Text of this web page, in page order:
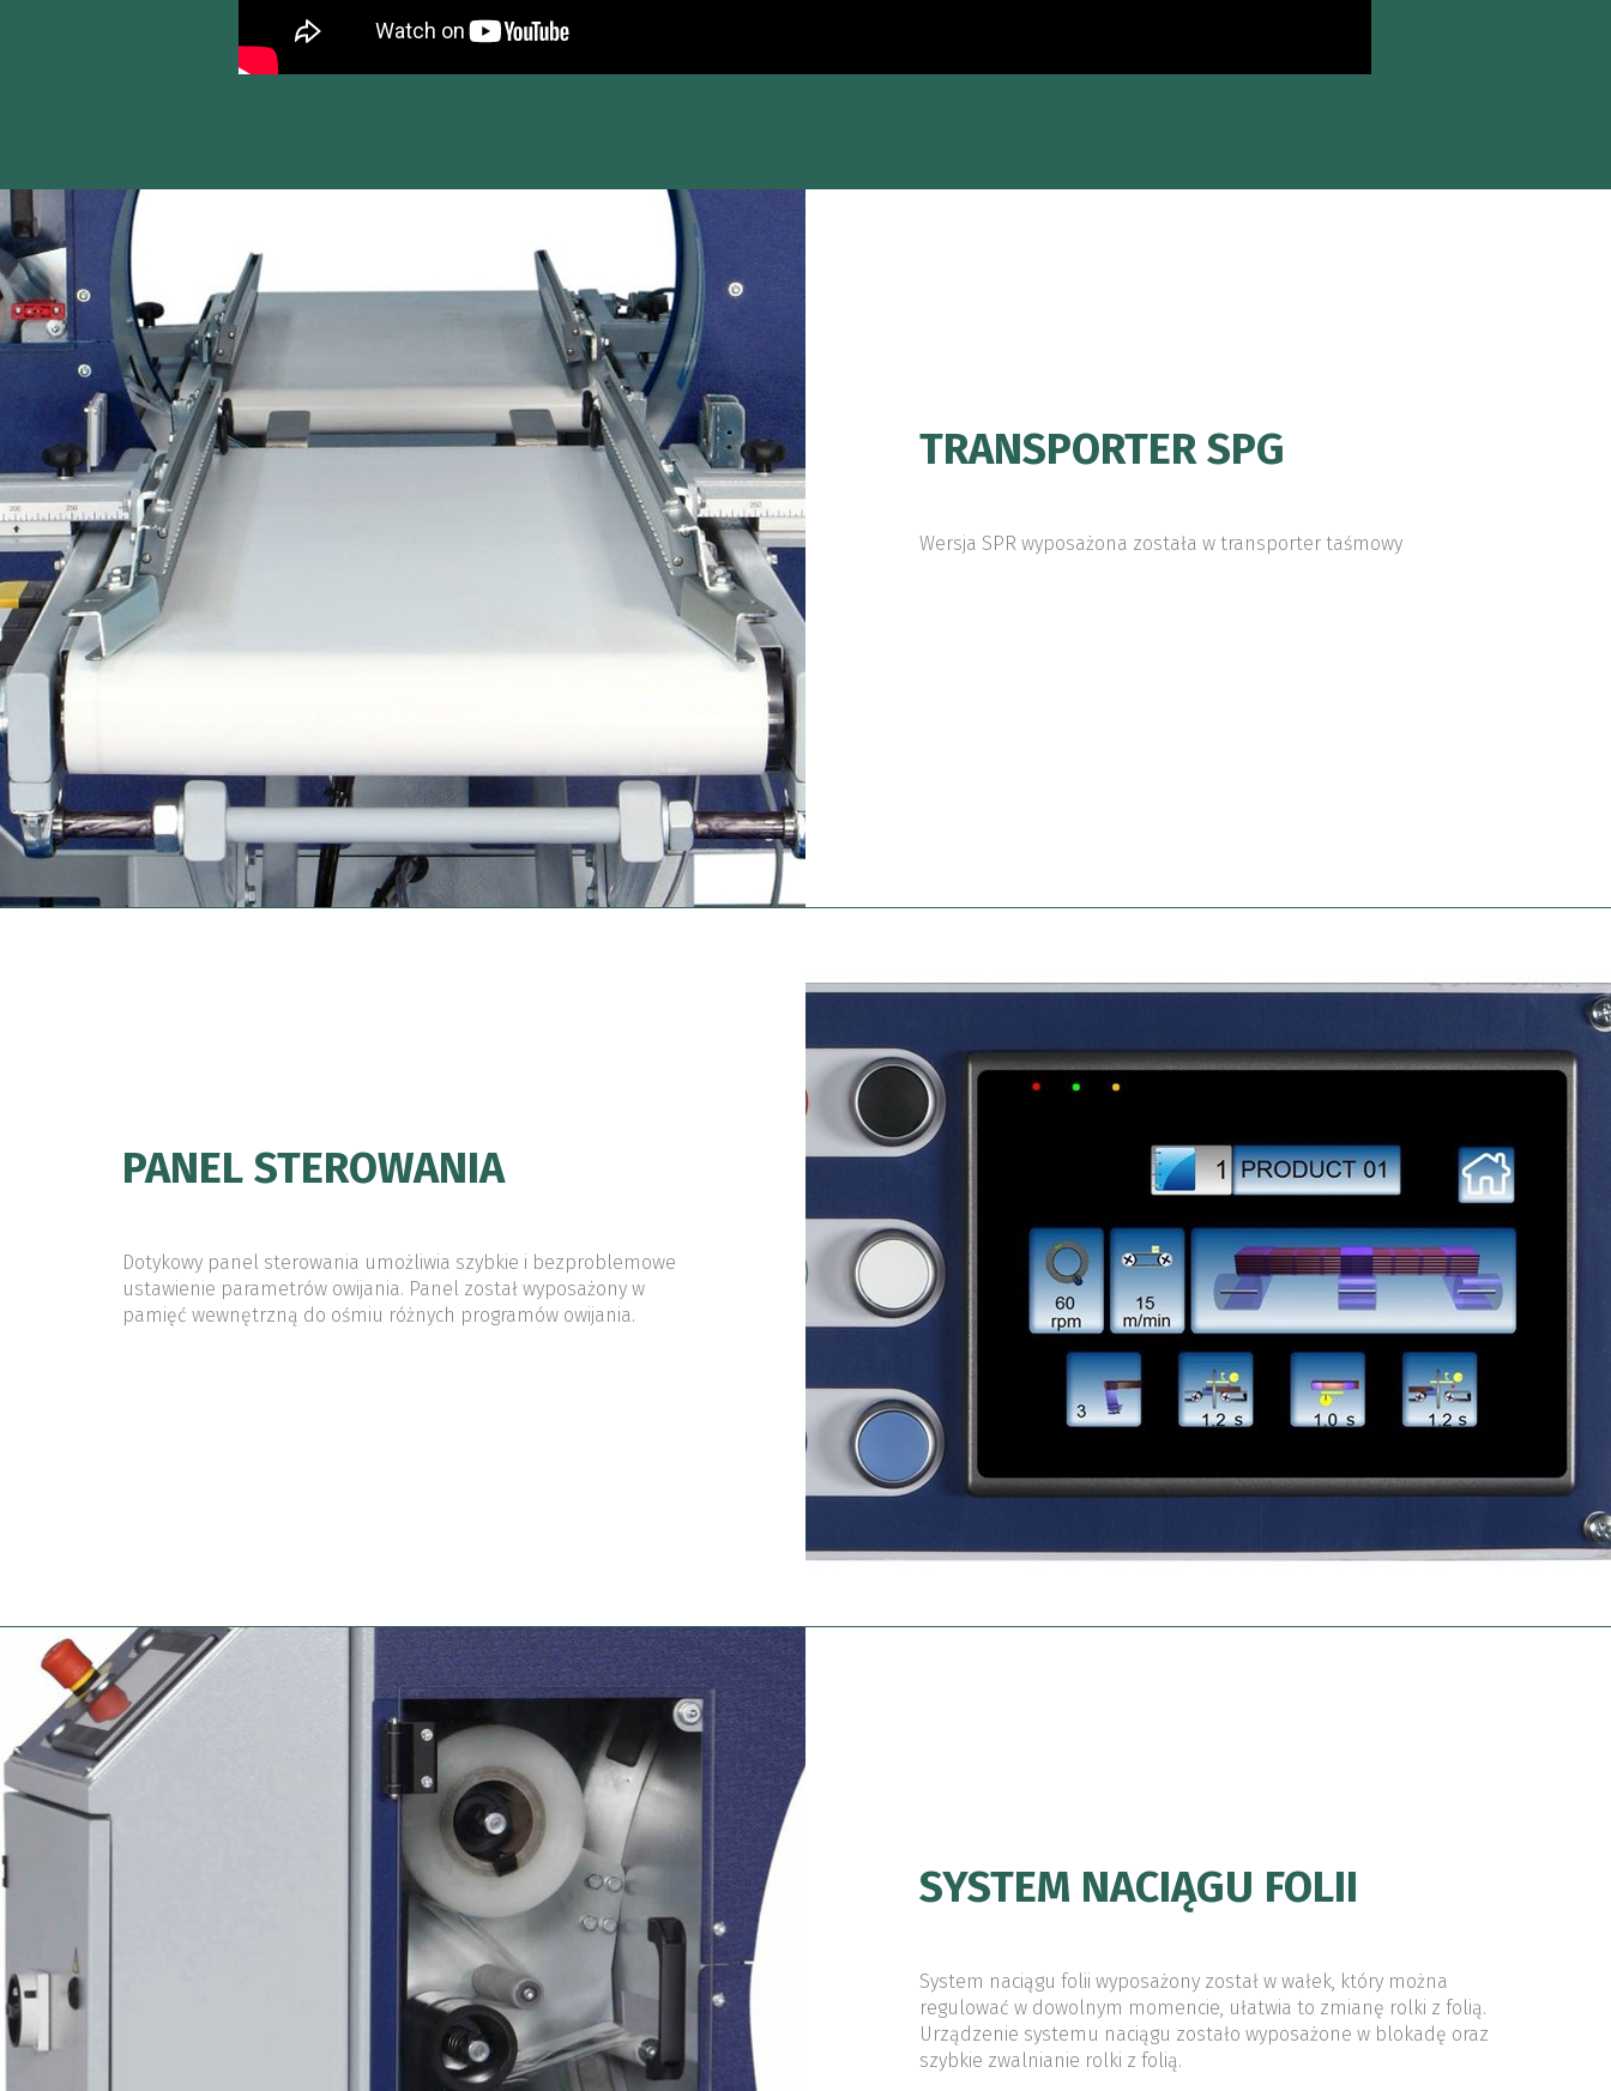
TRANSPORTER SPG
Wersja SPR wyposażona została w transporter taśmowy
PANEL STEROWANIA
Dotykowy panel sterowania umożliwia szybkie i bezproblemowe
ustawienie parametrów owijania. Panel został wyposażony w
pamięć wewnętrzną do ośmiu różnych programów owijania.
SYSTEM NACIĄGU FOLII
System naciągu folii wyposażony został w wałek, który można
regulować w dowolnym momencie, ułatwia to zmianę rolki z folią.
Urządzenie systemu naciągu zostało wyposażone w blokadę oraz
szybkie zwalnianie rolki z folią.